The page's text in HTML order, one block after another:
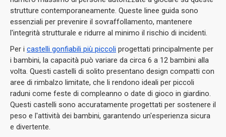
strutture contemporaneamente. Queste linee guida sono
essenziali per prevenire il sovraffollamento, mantenere
l'integrità strutturale e ridurre al minimo il rischio di incidenti.
Per i castelli gonfiabili più piccoli progettati principalmente per
i bambini, la capacità può variare da circa 6 a 12 bambini alla
volta. Questi castelli di solito presentano design compatti con
aree di rimbalzo limitate, che li rendono ideali per piccoli
raduni come feste di compleanno o date di gioco in giardino.
Questi castelli sono accuratamente progettati per sostenere il
peso e l'attività dei bambini, garantendo un'esperienza sicura
e divertente.